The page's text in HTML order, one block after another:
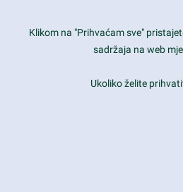
Is your website
Ark offers weekly
Why our customers
Klikom na "Prihvaćam sve"
sadržaja na web
Ukoliko želite